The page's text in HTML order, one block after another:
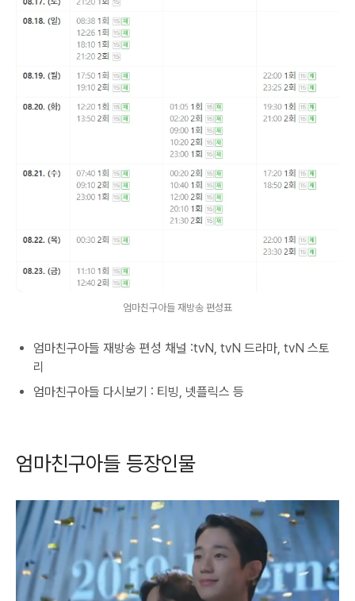
엄마친구아들 재방송 편성표
엄마친구아들 재방송 편성 채널 :tvN, tvN 드라마, tvN 스토
리
엄마친구아들 다시보기 : 티빙, 넷플릭스 등
엄마친구아들 등장인물